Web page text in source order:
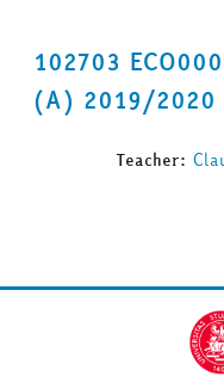
102703
(A) 2019/2020
Teacher: